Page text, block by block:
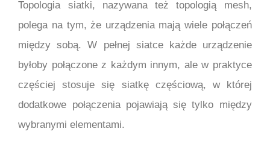
Topologia siatki, nazywana też topologią mesh,
polega na tym, że urządzenia mają wiele połączeń
między sobą. W pełnej siatce każde urządzenie
byłoby połączone z każdym innym, ale w praktyce
częściej stosuje się siatkę częściową, w której
dodatkowe połączenia pojawiają się tylko między
wybranymi elementami.